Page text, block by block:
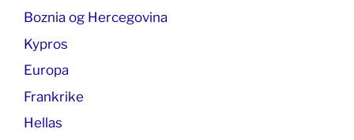
Boznia og Hercegovina
Kypros
Europa
Frankrike
Hellas